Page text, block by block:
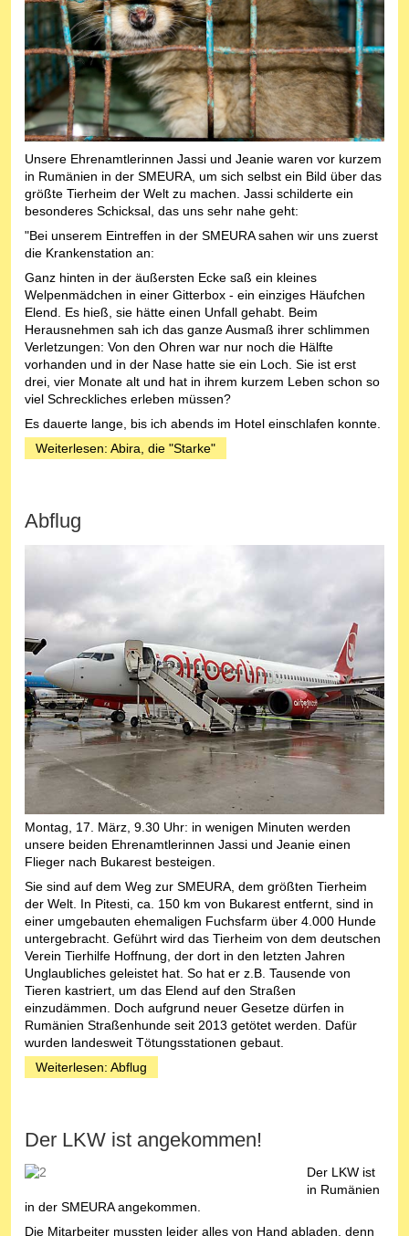
Unsere Ehrenamtlerinnen Jassi und Jeanie waren vor kurzem
in Rumänien in der SMEURA, um sich selbst ein Bild über das
größte Tierheim der Welt zu machen. Jassi schilderte ein
besonderes Schicksal, das uns sehr nahe geht:
"Bei unserem Eintreffen in der SMEURA sahen wir uns zuerst
die Krankenstation an:
Ganz hinten in der äußersten Ecke saß ein kleines
Welpenmädchen in einer Gitterbox - ein einziges Häufchen
Elend. Es hieß, sie hätte einen Unfall gehabt. Beim
Herausnehmen sah ich das ganze Ausmaß ihrer schlimmen
Verletzungen: Von den Ohren war nur noch die Hälfte
vorhanden und in der Nase hatte sie ein Loch. Sie ist erst
drei, vier Monate alt und hat in ihrem kurzem Leben schon so
viel Schreckliches erleben müssen?
Es dauerte lange, bis ich abends im Hotel einschlafen konnte.
Weiterlesen: Abira, die "Starke"
Abflug
Montag, 17. März, 9.30 Uhr: in wenigen Minuten werden
unsere beiden Ehrenamtlerinnen Jassi und Jeanie einen
Flieger nach Bukarest besteigen.
Sie sind auf dem Weg zur SMEURA, dem größten Tierheim
der Welt. In Pitesti, ca. 150 km von Bukarest entfernt, sind in
einer umgebauten ehemaligen Fuchsfarm über 4.000 Hunde
untergebracht. Geführt wird das Tierheim von dem deutschen
Verein Tierhilfe Hoffnung, der dort in den letzten Jahren
Unglaubliches geleistet hat. So hat er z.B. Tausende von
Tieren kastriert, um das Elend auf den Straßen
einzudämmen. Doch aufgrund neuer Gesetze dürfen in
Rumänien Straßenhunde seit 2013 getötet werden. Dafür
wurden landesweit Tötungsstationen gebaut.
Weiterlesen: Abflug
Der LKW ist angekommen!
Der LKW ist
in Rumänien
in der SMEURA angekommen.
Die Mitarbeiter mussten leider alles von Hand abladen, denn